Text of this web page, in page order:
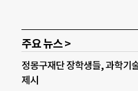
주요 뉴스 >
정몽구재단 장학생들, 과학기
제시